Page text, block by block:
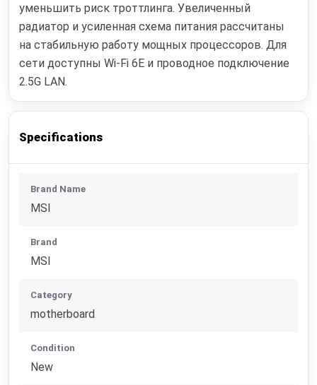
уменьшить риск троттлинга. Увеличенный
радиатор и усиленная схема питания рассчитаны
на стабильную работу мощных процессоров. Для
сети доступны Wi‑Fi 6E и проводное подключение
2.5G LAN.
Specifications
Brand Name
MSI
Brand
MSI
Category
motherboard
Condition
New